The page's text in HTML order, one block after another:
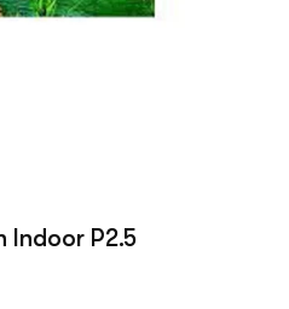
Indoor P2.5